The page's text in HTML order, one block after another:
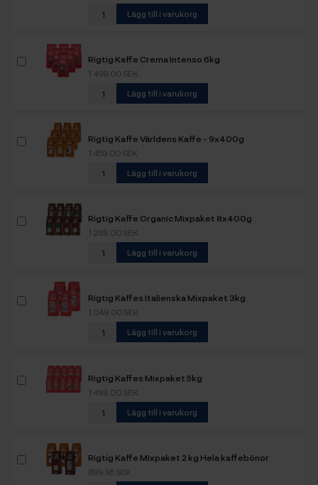
Lägg till i varukorg
Rigtig Kaffe Crema Intenso 6kg
1 499,00 SEK
Lägg till i varukorg
Rigtig Kaffe Världens Kaffe - 9x400g
1 459,00 SEK
Lägg till i varukorg
Rigtig Kaffe Organic Mixpaket 8x400g
1 299,00 SEK
Lägg till i varukorg
Rigtig Kaffes Italienska Mixpaket 3kg
1 049,00 SEK
Lägg till i varukorg
Rigtig Kaffes Mixpaket 5kg
1 499,00 SEK
Lägg till i varukorg
Rigtig Kaffe Mixpaket 2 kg Hela kaffebönor
899,95 SEK